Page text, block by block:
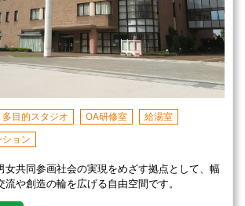
多目的スタジオ OA研修室
給湯室
ョン
女共同参画社会の実現をめざす拠点として、幅
や創造の輪を広げる自由空間です。